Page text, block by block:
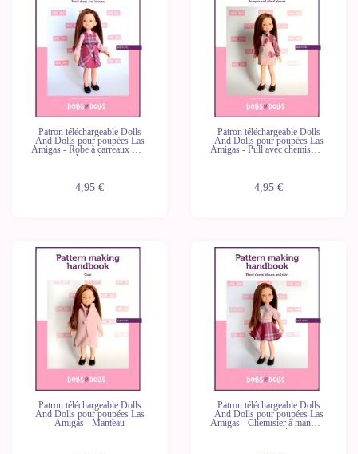
Patron téléchargeable Dolls
And Dolls pour poupées Las
Amigas - Robe à carreaux avec
chemisier
4,95 €
Patron téléchargeable Dolls
And Dolls pour poupées Las
Amigas - Pull avec chemisier à
4,95 €
Patron téléchargeable Dolls
And Dolls pour poupées Las
Amigas - Manteau
Patron téléchargeable Dolls
And Dolls pour poupées Las
Amigas - Chemisier à manches
courtes avec jupe